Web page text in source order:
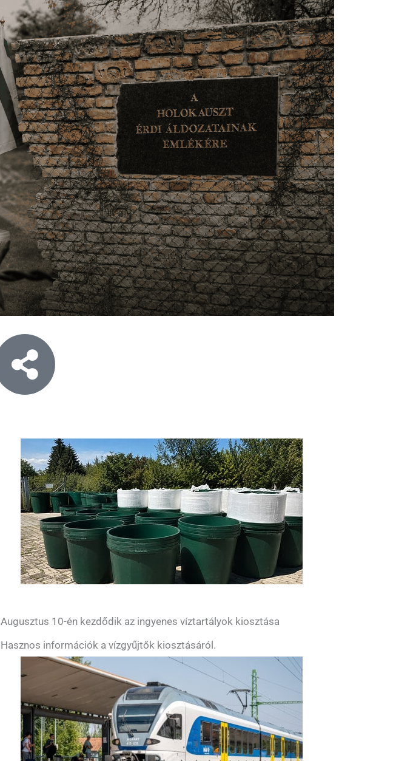
Augusztus 10-én kezdődik az ingyenes víztartályok kiosztása
Hasznos információk a vízgyűjtők kiosztásáról.